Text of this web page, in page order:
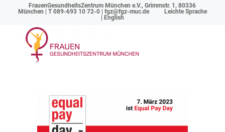
FrauenGesundheitsZentrum München e.V., Grimmstr. 1, 80336
München | T 089-693 10 72-0 | fgz@fgz-muc.de
Leichte Sprache
English